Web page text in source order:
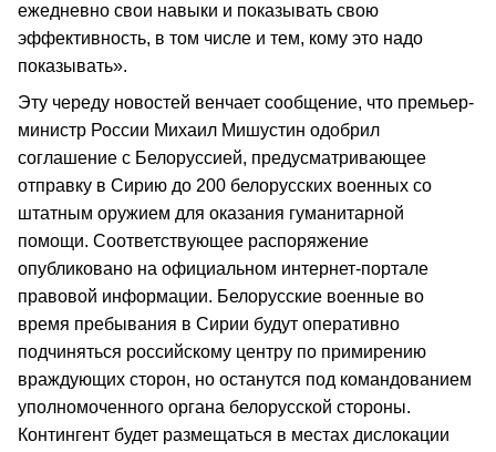
ежедневно свои навыки и показывать свою
эффективность, в том числе и тем, кому это надо
показывать».
Эту череду новостей венчает сообщение, что премьер-
министр России Михаил Мишустин одобрил
соглашение с Белоруссией, предусматривающее
отправку в Сирию до 200 белорусских военных со
штатным оружием для оказания гуманитарной
помощи. Соответствующее распоряжение
опубликовано на официальном интернет-портале
правовой информации. Белорусские военные во
время пребывания в Сирии будут оперативно
подчиняться российскому центру по примирению
враждующих сторон, но останутся под командованием
уполномоченного органа белорусской стороны.
Контингент будет размещаться в местах дислокации